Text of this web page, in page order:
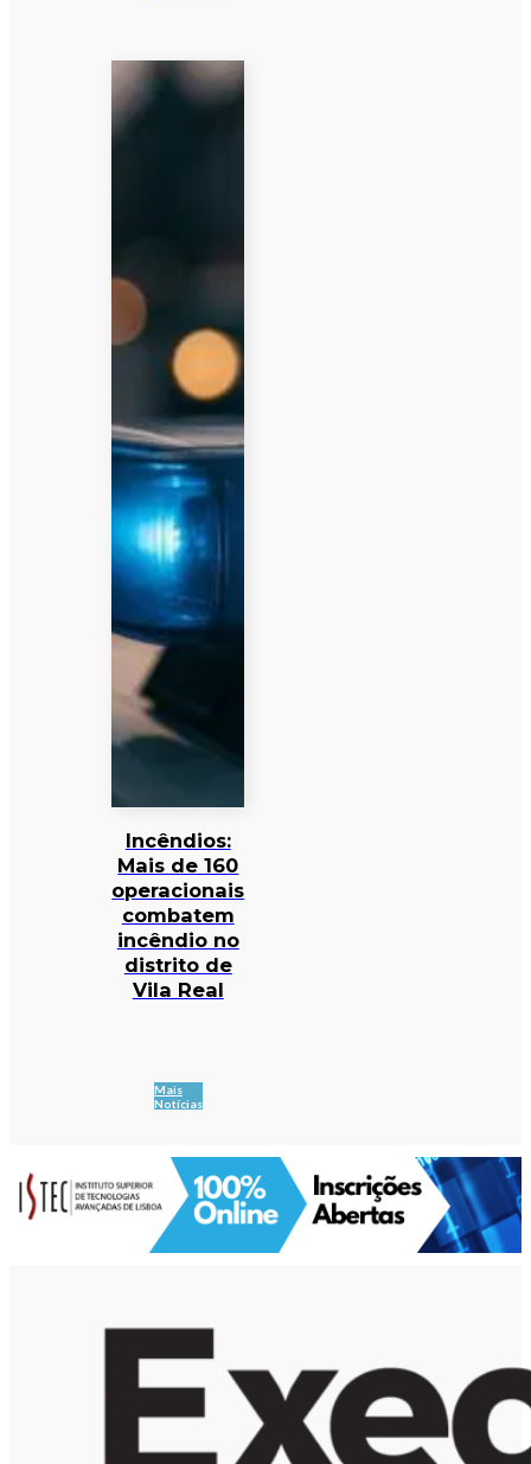
Incêndios:
Mais de 160
operacionais
combatem
incêndio no
distrito de
Vila Real
Mais
Notícias